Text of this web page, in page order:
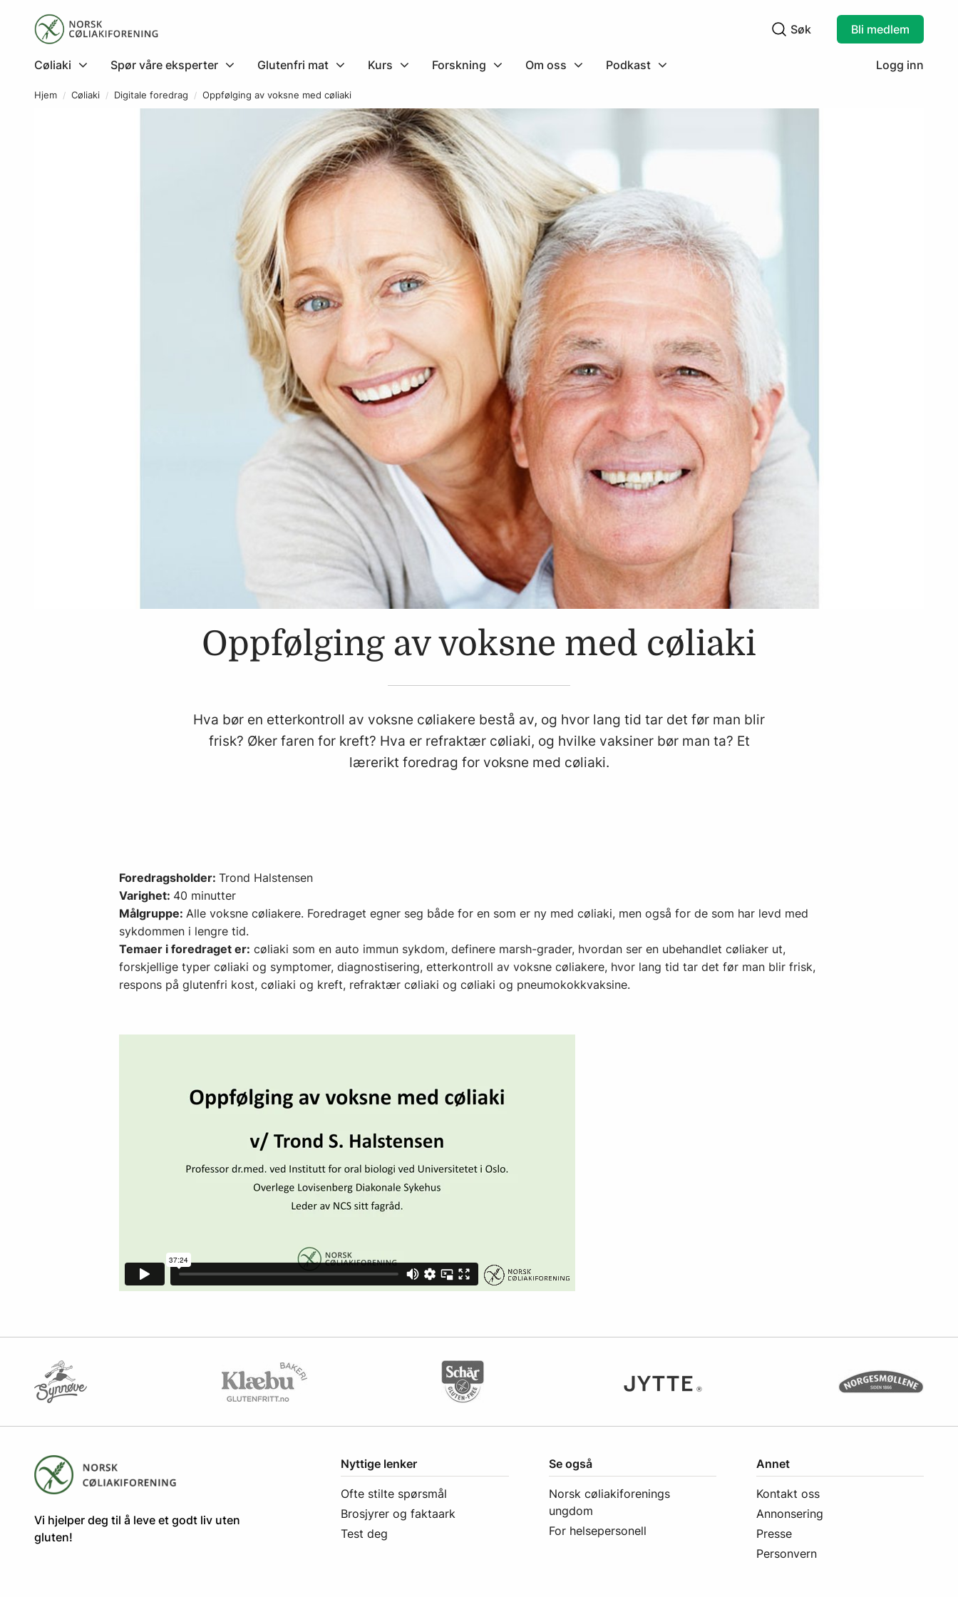
Cøliaki Spør våre eksperter Glutenfri mat Kurs Forskning Om oss Podkast
Søkefelt
Søk Bli medlem
Logg inn
Hjem Cøliaki Digitale foredrag Oppfølging av voksne med cøliaki
Oppfølging av voksne med cøliaki
Hva bør en etterkontroll av voksne cøliakere bestå av, og hvor lang tid tar det før man blir
frisk? Øker faren for kreft? Hva er refraktær cøliaki, og hvilke vaksiner bør man ta? Et
lærerikt foredrag for voksne med cøliaki.
Foredragsholder: Trond Halstensen
Varighet: 40 minutter
Målgruppe: Alle voksne cøliakere. Foredraget egner seg både for en som er ny med cøliaki, men også for de som har levd med
sykdommen i lengre tid.
Temaer i foredraget er: cøliaki som en auto immun sykdom, definere marsh-grader, hvordan ser en ubehandlet cøliaker ut,
forskjellige typer cøliaki og symptomer, diagnostisering, etterkontroll av voksne cøliakere, hvor lang tid tar det før man blir frisk,
respons på glutenfri kost, cøliaki og kreft, refraktær cøliaki og cøliaki og pneumokokkvaksine.
​​​​Vi hjelper deg til å leve et godt liv uten
gluten! ​
Nyttige lenker
Ofte stilte spørsmål
Brosjyrer og faktaark
Test deg
Se også
Norsk cøliakiforenings
ungdom
For helsepersonell
Annet
Kontakt oss
Annonsering
Presse
Personvern